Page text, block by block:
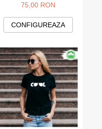
75,00 RON
CONFIGUREAZA